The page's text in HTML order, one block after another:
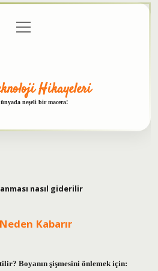
menüyü
aç
Hikayeleri
neşeli bir macera!
nasıl giderilir
Kabarır
Boyanın şişmesini önlemek için: